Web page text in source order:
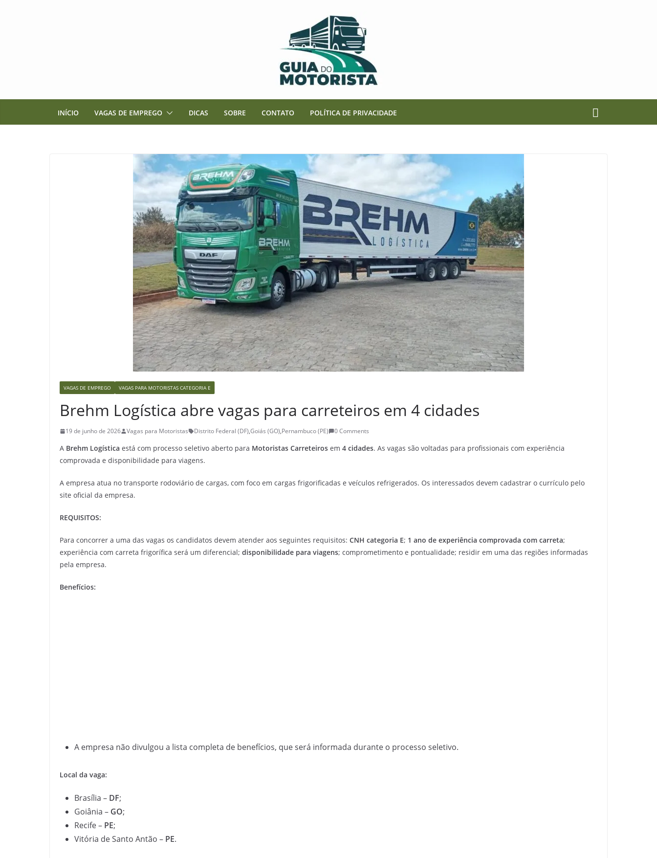
INÍCIO VAGAS DE EMPREGO DICAS SOBRE CONTATO POLÍTICA DE PRIVACIDADE
VAGAS DE EMPREGO VAGAS PARA MOTORISTAS CATEGORIA E
Brehm Logística abre vagas para carreteiros em 4 cidades
19 de junho de 2026 Vagas para Motoristas Distrito Federal (DF),Goiás (GO),Pernambuco (PE) 0 Comments
A Brehm Logística está com processo seletivo aberto para Motoristas Carreteiros em 4 cidades. As vagas são voltadas para profissionais com experiência
comprovada e disponibilidade para viagens.
A empresa atua no transporte rodoviário de cargas, com foco em cargas frigorificadas e veículos refrigerados. Os interessados devem cadastrar o currículo pelo
site oficial da empresa.
REQUISITOS:
Para concorrer a uma das vagas os candidatos devem atender aos seguintes requisitos: CNH categoria E; 1 ano de experiência comprovada com carreta;
experiência com carreta frigorífica será um diferencial; disponibilidade para viagens; comprometimento e pontualidade; residir em uma das regiões informadas
pela empresa.
Benefícios:
A empresa não divulgou a lista completa de benefícios, que será informada durante o processo seletivo.
Local da vaga:
Brasília – DF;
Goiânia – GO;
Recife – PE;
Vitória de Santo Antão – PE.